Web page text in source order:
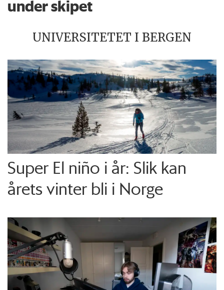
under skipet
UNIVERSITETET I BERGEN
Super El niño i år: Slik kan
årets vinter bli i Norge